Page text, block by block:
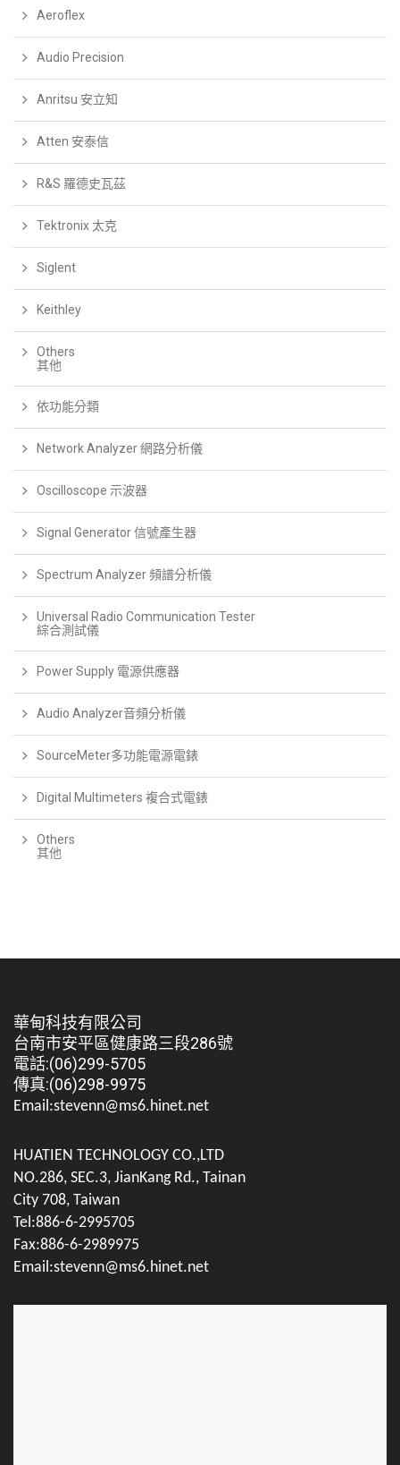
Aeroflex
Audio Precision
Anritsu 安立知
Atten 安泰信
R&S 羅德史瓦茲
Tektronix 太克
Siglent
Keithley
Others
其他
依功能分類
Network Analyzer 網路分析儀
Oscilloscope 示波器
Signal Generator 信號產生器
Spectrum Analyzer 頻譜分析儀
Universal Radio Communication Tester
綜合測試儀
Power Supply 電源供應器
Audio Analyzer音頻分析儀
SourceMeter多功能電源電錶
Digital Multimeters 複合式電錶
Others
其他
華甸科技有限公司
台南市安平區健康路三段286號
電話:(06)299-5705
傳真:(06)298-9975
Email:stevenn@ms6.hinet.net
HUATIEN TECHNOLOGY CO.,LTD
NO.286, SEC.3, JianKang Rd., Tainan
City 708, Taiwan
Tel:886-6-2995705
Fax:886-6-2989975
Email:stevenn@ms6.hinet.net